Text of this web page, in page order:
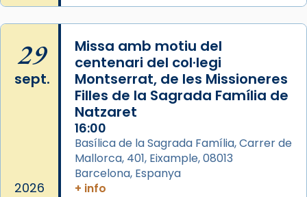
29
sept.
2026
Missa amb motiu del
centenari del col·legi
Montserrat, de les Missioneres
Filles de la Sagrada Família de
Natzaret
16:00
Basílica de la Sagrada Família, Carrer de
Mallorca, 401, Eixample, 08013
Barcelona, Espanya
+ info